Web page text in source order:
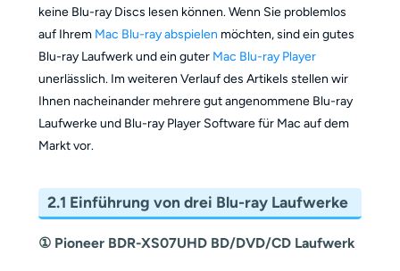
keine Blu-ray Discs lesen können. Wenn Sie problemlos
auf Ihrem Mac Blu-ray abspielen möchten, sind ein gutes
Blu-ray Laufwerk und ein guter Mac Blu-ray Player
unerlässlich. Im weiteren Verlauf des Artikels stellen wir
Ihnen nacheinander mehrere gut angenommene Blu-ray
Laufwerke und Blu-ray Player Software für Mac auf dem
Markt vor.
2.1 Einführung von drei Blu-ray Laufwerke
① Pioneer BDR-XS07UHD BD/DVD/CD Laufwerk